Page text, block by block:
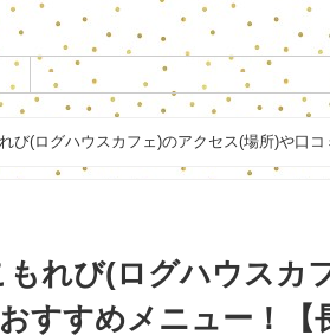
び(ログハウスカフェ)のアクセス(場所)や口コ
もれび(ログハウスカ
すすめメニュー！【